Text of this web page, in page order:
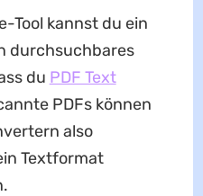
Tool kannst du ein
durchsuchbares
du PDF Text
PDFs können
also
Textformat